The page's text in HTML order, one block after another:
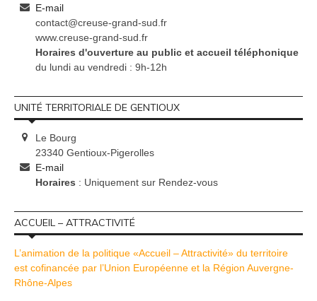
E-mail
contact@creuse-grand-sud.fr
www.creuse-grand-sud.fr
Horaires d'ouverture au public et accueil téléphonique
du lundi au vendredi : 9h-12h
UNITÉ TERRITORIALE DE GENTIOUX
Le Bourg
23340 Gentioux-Pigerolles
E-mail
Horaires : Uniquement sur Rendez-vous
ACCUEIL – ATTRACTIVITÉ
L’animation de la politique «Accueil – Attractivité» du territoire
est cofinancée par l’Union Européenne et la Région Auvergne-
Rhône-Alpes